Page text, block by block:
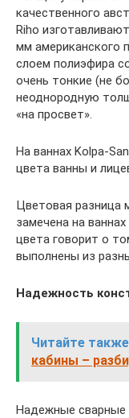
качественного
Riho
мм американского
слоем полиэфира
очень тонкие (не
неоднородную
«на просвет».
На ваннах Kolpa-
цвета ванны и
Цветовая разница
замечена на
цвета говорит о
выполнены из
Надежность
Читайте
кабины –
Надежные